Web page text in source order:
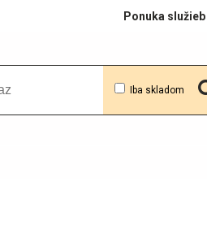
Iba skladom
Ponuka služieb